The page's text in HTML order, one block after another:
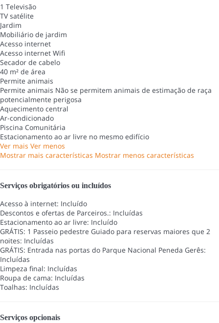
1 Televisão
TV satélite
Jardim
Mobiliário de jardim
Acesso internet
Acesso internet Wifi
Secador de cabelo
40 m² de área
Permite animais
Permite animais Não se permitem animais de estimação de raça
potencialmente perigosa
Aquecimento central
Ar-condicionado
Piscina Comunitária
Estacionamento ao ar livre no mesmo edifício
Ver mais Ver menos
Mostrar mais características Mostrar menos características
Serviços obrigatórios ou incluídos
Acesso à internet: Incluído
Descontos e ofertas de Parceiros.: Incluídas
Estacionamento ao ar livre: Incluído
GRÁTIS: 1 Passeio pedestre Guiado para reservas maiores que 2
noites: Incluídas
GRÁTIS: Entrada nas portas do Parque Nacional Peneda Gerês:
Incluídas
Limpeza final: Incluídas
Roupa de cama: Incluídas
Toalhas: Incluídas
Serviços opcionais